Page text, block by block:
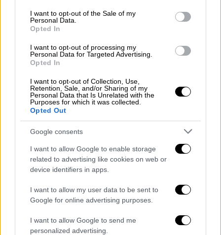
consent section.
I want to opt-out of the Sale of my
Personal Data.
Opted In
I want to opt-out of processing my
Personal Data for Targeted Advertising.
Opted In
I want to opt-out of Collection, Use,
Retention, Sale, and/or Sharing of my
Personal Data that Is Unrelated with the
Purposes for which it was collected.
Opted Out
Google consents
I want to allow Google to enable storage
related to advertising like cookies on web or
device identifiers in apps.
I want to allow my user data to be sent to
Google for online advertising purposes.
I want to allow Google to send me
personalized advertising.
αντιμετωπίσει πρόβλημα στο
εσωτερικό
Ο ίδιος σημειώνει ότι αυτήν τη στιγμή το
μεγάλο πλήγμα για τη Ρωσία και για τον ίδιο
τον Βλαντιμίρ Πούτιν είναι το γεγονός ότι
συνεχίζεται για δεύτερη χρονιά ο πόλεμος
στην Ουκρανία, με τη χώρα να καταγράφει
πολλούςνεκρούς
καταφέρει να εκπληρώσει κάποιους από
τους σημαντικούς στόχους που η ίδια είχε
θέσει από την αρχή, όπως η απομάκρυνση
από την εξουσία τουΒολοντίμιρ Ζελένσκι
«Παράλληλα, αν και ηοικονομίατης
δεν επηρεάστηκε στο πρώτο διάστημα, αφού
πουλούσεπετρέλαιομε υψηλές τιμές,πλέον